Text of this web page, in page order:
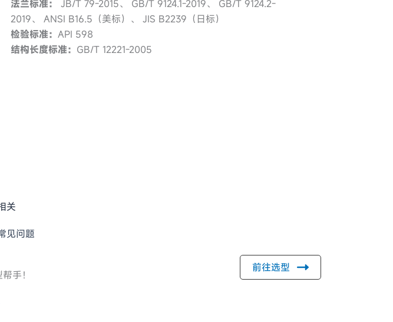
法兰标准：
JB/T 79-2015、 GB/T 9124.1-2019、 GB/T 9124.2-
2019、 ANSI B16.5（美标）、 JIS B2239（日标）
检验标准： API 598
结构长度标准： GB/T 12221-2005
关
见问题
手！
前往选型